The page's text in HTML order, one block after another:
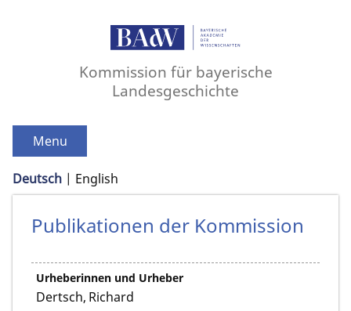
Kommission für bayerische
Landesgeschichte
Menu
Deutsch English
Publikationen der Kommission
Urheberinnen und Urheber
Dertsch, Richard